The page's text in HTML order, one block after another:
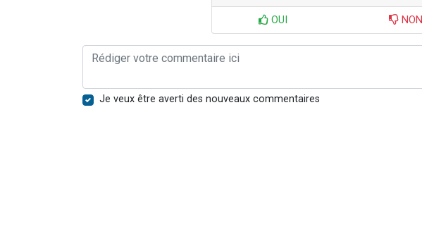
OUI NON
Je veux être averti des nouveaux commentaires